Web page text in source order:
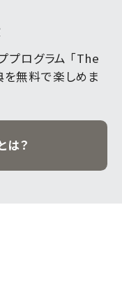
プログラム 「The
無料で楽しめま
は？